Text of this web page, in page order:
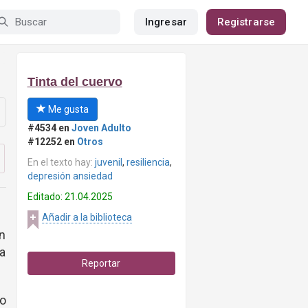
Ingresar Registrarse
Tinta del cuervo
Me gusta
#4534 en Joven Adulto
#12252 en Otros
En el texto hay: juvenil , resiliencia,
depresión ansiedad
Editado: 21.04.2025
Añadir a la biblioteca
Reportar